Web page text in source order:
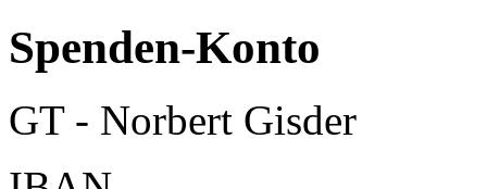
Spenden-Konto
GT - Norbert Gisder